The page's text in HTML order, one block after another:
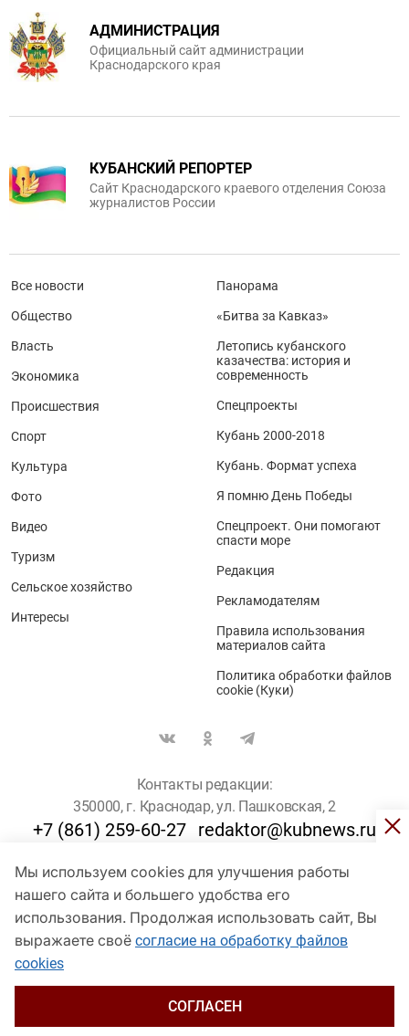
Мы используем cookies для улучшения работы
нашего сайта и большего удобства его
использования. Продолжая использовать сайт, Вы
выражаете своё согласие на обработку файлов
cookies
СОГЛАСЕН
АДМИНИСТРАЦИЯ
Официальный сайт администрации
Краснодарского края
КУБАНСКИЙ РЕПОРТЕР
Сайт Краснодарского краевого отделения Союза
журналистов России
Все новости
Общество
Власть
Экономика
Происшествия
Спорт
Культура
Фото
Видео
Туризм
Сельское хозяйство
Интересы
Панорама
«Битва за Кавказ»
Летопись кубанского
казачества: история и
современность
Спецпроекты
Кубань 2000-2018
Кубань. Формат успеха
Я помню День Победы
Спецпроект. Они помогают
спасти море
Редакция
Рекламодателям
Правила использования
материалов сайта
Политика обработки файлов
cookie (Куки)
Контакты редакции:
350000, г. Краснодар, ул. Пашковская, 2
+7 (861) 259-60-27 redaktor@kubnews.ru
Для пользователей старше 16 лет
© Кубанские Новости, 2017
Сетевое издание «kubnews» зарегистрировано Федеральной
службой по надзору в сфере связи, информационных технологий
и массовых коммуникаций (Роскомнадзор). Регистрационный
Пашковская, 2). Главный редактор – Филиппов О. Ю.